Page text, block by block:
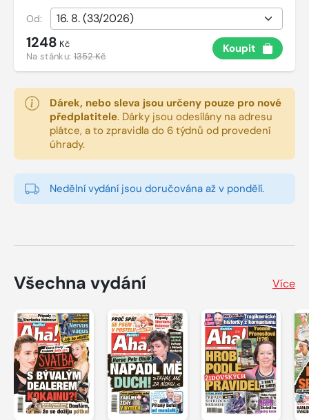
Od:
1248 Kč
Na stánku:1352 Kč
Koupit
Dárek, nebo sleva jsou určeny pouze pro nové
předplatitele. Dárky jsou odesílány na adresu
plátce, a to zpravidla do 6 týdnů od provedení
úhrady.
Nedělní vydání jsou doručována až v pondělí.
Všechna vydání Více